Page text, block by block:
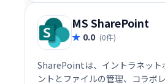
MS SharePoint
0.0 (0件)
SharePointは、イントラネット
ントとファイルの管理、コラボ